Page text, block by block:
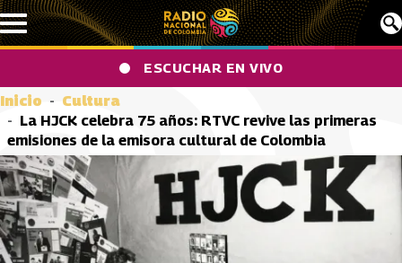
Pasar al contenido principal
ESCUCHAR EN VIVO
Inicio
Cultura
La HJCK celebra 75 años: RTVC revive las primeras
emisiones de la emisora cultural de Colombia